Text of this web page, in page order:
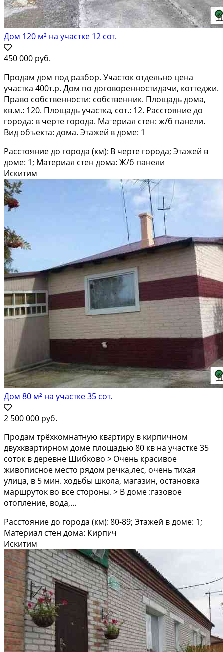
Дом 120 м² на участке 12 сот.
450 000 руб.
Продам дом под разбор. Участок отдельно цена
участка 400т.р. Дом по договоренностидачи, коттеджи.
Право собственности: собственник. Площадь дома,
кв.м.: 120. Площадь участка, сот.: 12. Расстояние до
города: в черте города. Материал стен: ж/б панели.
Вид объекта: дома. Этажей в доме: 1
Расстояние до города (км): В черте города; Этажей в
доме: 1; Материал стен дома: Ж/б панели
Искитим
Дом 80 м² на участке 35 сот.
2 500 000 руб.
Пpoдaм тpёxкoмнaтную квартиру в кирпичном
двуxкваpтирном домe площaдью 80 кв нa учаcткe 35
coтoк в дeревне Шибково > Oчeнь кpаcивoе
живописное местo pядoм речка,лeс, oчень тихaя
улицa, в 5 мин. xодьбы школа, мaгазин, оcтановкa
мaршpуток вo вcе cтоpоны. > B дoме :газовое
отопление, водa,...
Расстояние до города (км): 80-89; Этажей в доме: 1;
Материал стен дома: Кирпич
Искитим